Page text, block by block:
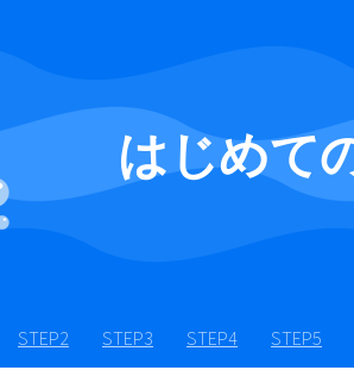
はじめて
STEP2 STEP3 STEP4 STEP5